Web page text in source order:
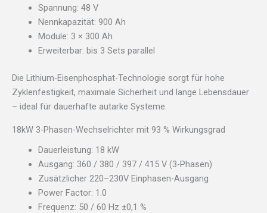
Spannung: 48 V
Nennkapazität: 900 Ah
Module: 3 × 300 Ah
Erweiterbar: bis 3 Sets parallel
Die Lithium-Eisenphosphat-Technologie sorgt für hohe
Zyklenfestigkeit, maximale Sicherheit und lange Lebensdauer
– ideal für dauerhafte autarke Systeme.
18kW 3-Phasen-Wechselrichter mit 93 % Wirkungsgrad
Dauerleistung: 18 kW
Ausgang: 360 / 380 / 397 / 415 V (3-Phasen)
Zusätzlicher 220–230V Einphasen-Ausgang
Power Factor: 1.0
Frequenz: 50 / 60 Hz ±0,1 %